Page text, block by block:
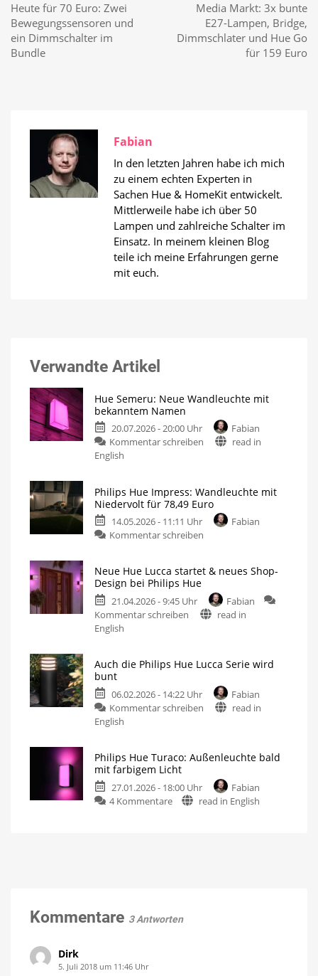
Heute für 70 Euro: Zwei
Bewegungssensoren und
ein Dimmschalter im
Bundle
Media Markt: 3x bunte
E27-Lampen, Bridge,
Dimmschlater und Hue Go
für 159 Euro
Fabian
In den letzten Jahren habe ich mich
zu einem echten Experten in
Sachen Hue & HomeKit entwickelt.
Mittlerweile habe ich über 50
Lampen und zahlreiche Schalter im
Einsatz. In meinem kleinen Blog
teile ich meine Erfahrungen gerne
mit euch.
Verwandte Artikel
Hue Semeru: Neue Wandleuchte mit
bekanntem Namen
20.07.2026 - 20:00 Uhr
Fabian
Kommentar schreiben
zu
Wandleuchte
mit
bekanntem
Produkte
aufgetaucht
read in
English
Philips Hue Impress: Wandleuchte mit
Niedervolt für 78,49 Euro
14.05.2026 - 11:11 Uhr
Fabian
Kommentar schreiben
Impress:
mit
Niedervolt
Perfekt
Stromanschluss
Neue Hue Lucca startet & neues Shop-
Design bei Philips Hue
21.04.2026 - 9:45 Uhr
Fabian
Kommentar schreiben
startet
neues
Shop-
Hue
die
Neuerungen
read in
English
Auch die Philips Hue Lucca Serie wird
bunt
06.02.2026 - 14:22 Uhr
Fabian
Kommentar schreiben
zu
Hue
Serie
wird
read in
English
Philips Hue Turaco: Außenleuchte bald
mit farbigem Licht
27.01.2026 - 18:00 Uhr
Fabian
4 Kommentarezu
Der
read in English
Kommentare 3 Antworten
Dirk
5. Juli 2018 um 11:46 Uhr